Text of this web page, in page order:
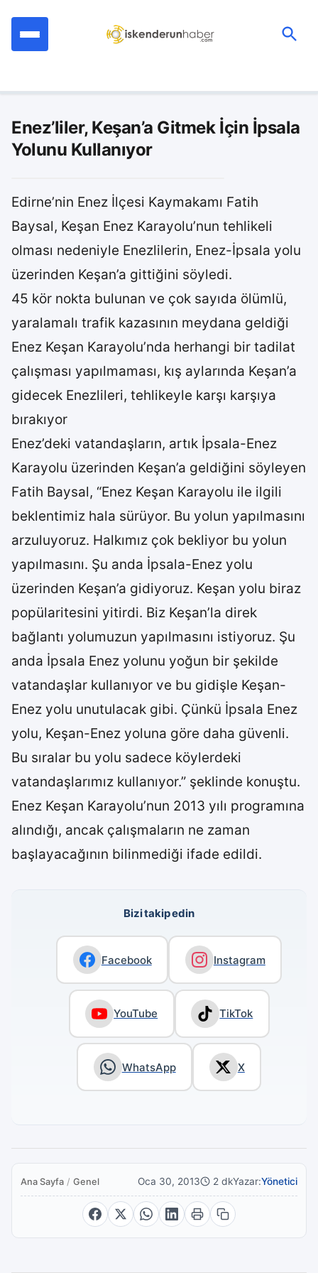
Enez’liler, Keşan’a Gitmek İçin İpsala
Yolunu Kullanıyor
Edirne’nin Enez İlçesi Kaymakamı Fatih
Baysal, Keşan Enez Karayolu’nun tehlikeli
olması nedeniyle Enezlilerin, Enez-İpsala yolu
üzerinden Keşan’a gittiğini söyledi.
45 kör nokta bulunan ve çok sayıda ölümlü,
yaralamalı trafik kazasının meydana geldiği
Enez Keşan Karayolu’nda herhangi bir tadilat
çalışması yapılmaması, kış aylarında Keşan’a
gidecek Enezlileri, tehlikeyle karşı karşıya
bırakıyor
Enez’deki vatandaşların, artık İpsala-Enez
Karayolu üzerinden Keşan’a geldiğini söyleyen
Fatih Baysal, “Enez Keşan Karayolu ile ilgili
beklentimiz hala sürüyor. Bu yolun yapılmasını
arzuluyoruz. Halkımız çok bekliyor bu yolun
yapılmasını. Şu anda İpsala-Enez yolu
üzerinden Keşan’a gidiyoruz. Keşan yolu biraz
popülaritesini yitirdi. Biz Keşan’la direk
bağlantı yolumuzun yapılmasını istiyoruz. Şu
anda İpsala Enez yolunu yoğun bir şekilde
vatandaşlar kullanıyor ve bu gidişle Keşan-
Enez yolu unutulacak gibi. Çünkü İpsala Enez
yolu, Keşan-Enez yoluna göre daha güvenli.
Bu sıralar bu yolu sadece köylerdeki
vatandaşlarımız kullanıyor.” şeklinde konuştu.
Enez Keşan Karayolu’nun 2013 yılı programına
alındığı, ancak çalışmaların ne zaman
başlayacağının bilinmediği ifade edildi.
Bizi takip edin
Facebook Instagram
YouTube TikTok
WhatsApp X
Ana Sayfa / Genel Oca 30, 2013 2 dkYazar:Yönetici